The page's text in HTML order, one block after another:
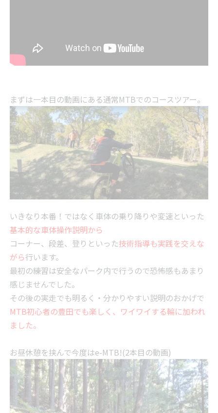
まずは一本目の動画にある通常MTBでのコースツアー。
いきなり本番！ではなく車体の乗り降りや変速といった
基本的な車体操作説明から
コーナー、段差、登りといった技術指導も実践を交えな
がら行います。
最初の練習は安全なパーク内で行うので恐怖感もあまり
感じませんでした。
その後の実走でも明るく・分かりやすい説明のおかげで
MTB初心者の豊田でも楽しく、ワイワイする輪に加われ
ました。
お昼休憩を挟んで今度はe-MTB!(2本目の動画)